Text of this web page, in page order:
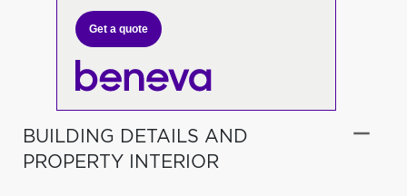
Get a quote
BUILDING DETAILS AND
PROPERTY INTERIOR